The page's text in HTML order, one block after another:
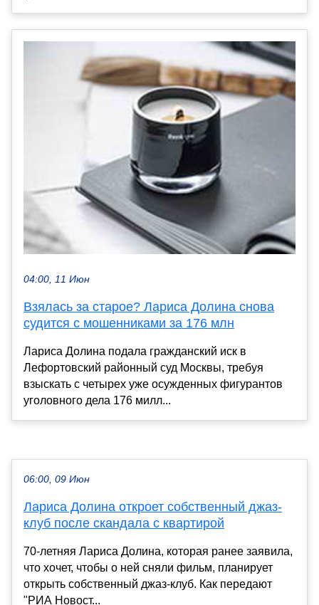
04:00, 11 Июн
Взялась за старое? Лариса Долина снова
судится с мошенниками за 176 млн
Лариса Долина подала гражданский иск в
Лефортовский районный суд Москвы, требуя
взыскать с четырех уже осужденных фигурантов
уголовного дела 176 милл...
06:00, 09 Июн
Лариса Долина откроет собственный джаз-
клуб после скандала с квартирой
70-летняя Лариса Долина, которая ранее заявила,
что хочет, чтобы о ней сняли фильм, планирует
открыть собственный джаз-клуб. Как передают
"РИА Новост...